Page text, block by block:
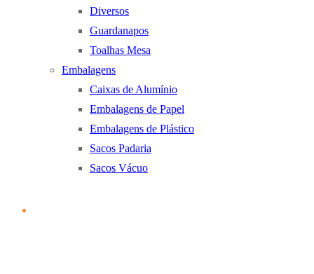
Diversos
Guardanapos
Toalhas Mesa
Embalagens
Caixas de Alumínio
Embalagens de Papel
Embalagens de Plástico
Sacos Padaria
Sacos Vácuo